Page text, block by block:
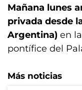
Mañana lunes
privada desde
Argentina) en
pontífice del
Más noticias